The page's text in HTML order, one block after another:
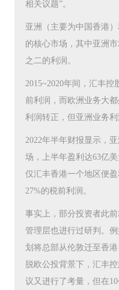
相关议题”。
亚洲（主要为中国香港
的核心市场，其中亚洲
之二的利润。
2015~2020年间，汇丰
前利润，而欧洲业务大
利润转正，但亚洲业务利
2022年半年财报显示，
场，上半年盈利达63亿
仅汇丰香港一个地区便
27%的税前利润。
事实上，部分投资者此
管理层也进行过研判。
划将总部从伦敦迁至香
脱欧公投背景下，汇丰
议又进行了考量，但在